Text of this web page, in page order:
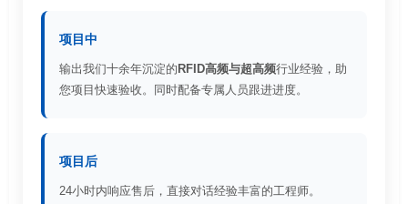
项目中
输出我们十余年沉淀的 RFID高频与超高频行业经验，助
您项目快速验收。同时配备专属人员跟进进度。
项目后
24小时内响应售后，直接对话经验丰富的工程师。